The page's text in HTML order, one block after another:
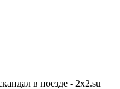
в поезде - 2x2.su